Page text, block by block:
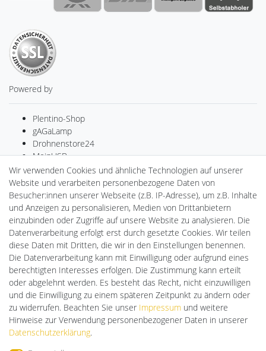
Powered by
Plentino-Shop
gAGaLamp
Drohnenstore24
MeinUSB
Batteriespeicher
PlentiSolar
LED-RETROSHOP
Ledkauf
DEYESOLAR
Lightech Connect
CardanLight Europe
FORTIMO LEDs
Cardanlight-Shop
Wallbox24
Impressum Daten­schutz­erklärung AGB
Wir verwenden Cookies und ähnliche Technologien auf unserer
Website und verarbeiten personenbezogene Daten von
Besucher:innen unserer Webseite (z.B. IP-Adresse), um z.B. Inhalte
und Anzeigen zu personalisieren, Medien von Drittanbietern
einzubinden oder Zugriffe auf unsere Website zu analysieren. Die
Datenverarbeitung erfolgt erst durch gesetzte Cookies. Wir teilen
diese Daten mit Dritten, die wir in den Einstellungen benennen.
Die Datenverarbeitung kann mit Einwilligung oder aufgrund eines
berechtigten Interesses erfolgen. Die Zustimmung kann erteilt
oder abgelehnt werden. Es besteht das Recht, nicht einzuwilligen
und die Einwilligung zu einem späteren Zeitpunkt zu ändern oder
zu widerrufen. Beachten Sie unser Impressum und weitere
Hinweise zur Verwendung personenbezogener Daten in unserer
Daten­schutz­erklärung.